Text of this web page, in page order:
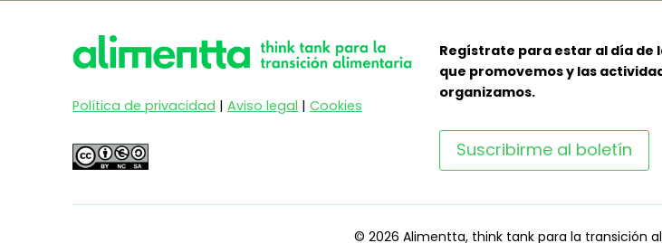
Política de privacidad | Aviso legal | Cookies
Regístrate para estar al día de
que promovemos y las
organizamos.
Suscribirme al boletín
© 2026 Alimentta, think tank para la transición